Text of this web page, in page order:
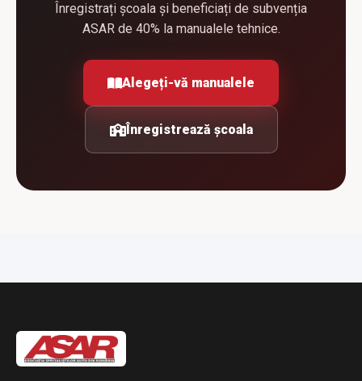
Înregistrați școala și beneficiați de subvenția
ASAR de 40% la manualele tehnice.
Alegeți-vă manualele
Înregistrează școala